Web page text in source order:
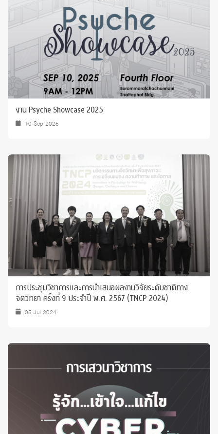
งาน Psyche Showcase 2025
10 Sep 2025
การประชุมวิชาการและการนำเสนอผลงานวิจัยระดับชาติทาง
จิตวิทยา ครั้งที่ 9 ประจำปี พ.ศ. 2567 (TNCP 2024)
05 Jul 2024